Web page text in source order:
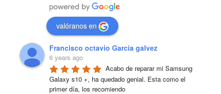
valóranos en
Francisco octavio Garcia galvez
6 years ago
Acabo de reparar mi Samsung
Galaxy s10 +, ha quedado genial. Esta como el
primer día, los recomiendo